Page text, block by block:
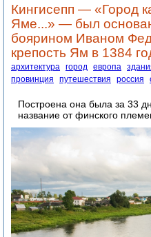
Кингисепп — «Город
Яме...» — был
боярином Иваном
крепость Ям в 1384
архитектура город европа
провинция
путешествия россия
Построена она была за 33
название от финского